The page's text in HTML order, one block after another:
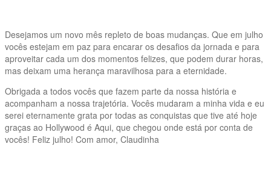
Desejamos um novo mês repleto de boas mudanças. Que em julho
vocês estejam em paz para encarar os desafios da jornada e para
aproveitar cada um dos momentos felizes, que podem durar horas,
mas deixam uma herança maravilhosa para a eternidade.
Obrigada a todos vocês que fazem parte da nossa história e
acompanham a nossa trajetória. Vocês mudaram a minha vida e eu
serei eternamente grata por todas as conquistas que tive até hoje
graças ao Hollywood é Aqui, que chegou onde está por conta de
vocês! Feliz julho! Com amor, Claudinha